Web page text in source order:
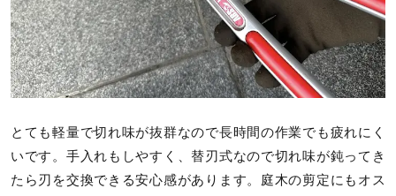
とても軽量で切れ味が抜群なので長時間の作業でも疲れにく
いです。手入れもしやすく、替刃式なので切れ味が鈍ってき
たら刃を交換できる安心感があります。庭木の剪定にもオス